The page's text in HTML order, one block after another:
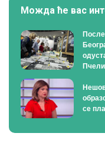
Можда ће вас
После
се